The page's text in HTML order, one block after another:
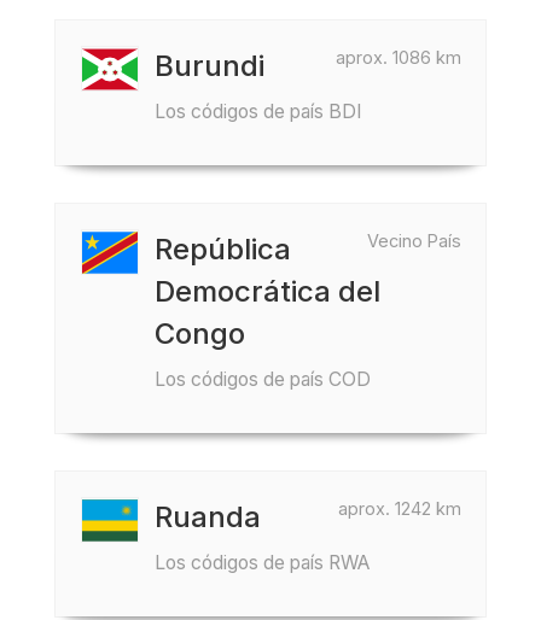
aprox. 1086 km
Burundi
Los códigos de país BDI
Vecino País
República
Democrática del
Congo
Los códigos de país COD
aprox. 1242 km
Ruanda
Los códigos de país RWA